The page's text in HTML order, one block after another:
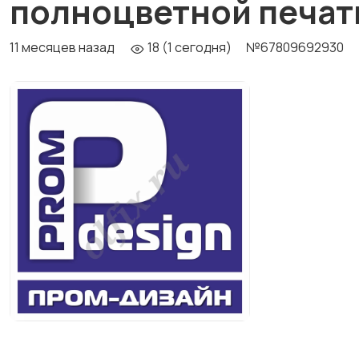
полноцветной
11 месяцев назад 18 (1 сегодня) №67809692930